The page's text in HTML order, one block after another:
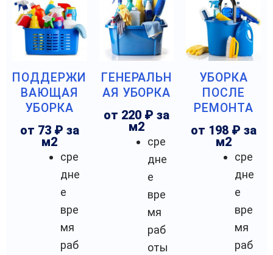
ПОДДЕРЖИ
ВАЮЩАЯ
УБОРКА
от 73 ₽ за
м2
сре
дне
е
вре
мя
раб
ГЕНЕРАЛЬН
АЯ УБОРКА
от 220 ₽ за
м2
сре
дне
е
вре
мя
раб
оты
УБОРКА
ПОСЛЕ
РЕМОНТА
от 198 ₽ за
м2
сре
дне
е
вре
мя
раб